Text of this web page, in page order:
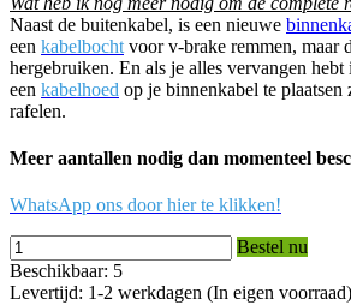
Naast de buitenkabel, is een nieuwe
een kabelbocht voor v-brake remmen, maar
hergebruiken. En als je alles vervangen hebt
een kabelhoed op je binnenkabel te plaatsen
rafelen.
Meer aantallen nodig dan momenteel
WhatsApp ons door hier te klikken!
Bestel nu
Beschikbaar: 5
Levertijd: 1-2 werkdagen (In eigen voorraad)